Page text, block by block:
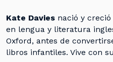
Kate Davies nació y
en lengua y literatura
Oxford, antes de
libros infantiles. Vive con